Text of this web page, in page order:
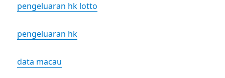
pengeluaran hk lotto
pengeluaran hk
data macau